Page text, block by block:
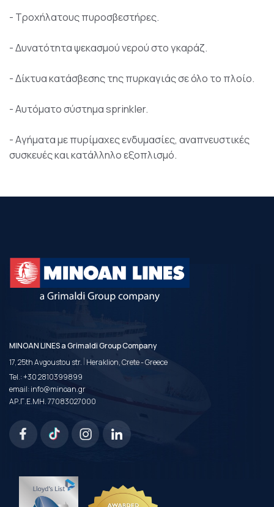
- Τροχήλατους πυροσβεστήρες.
- Δυνατότητα ψεκασμού νερού στο γκαράζ.
- Δίκτυα κατάσβεσης της πυρκαγιάς σε όλο το πλοίο.
- Αυτόματο σύστημα sprinkler.
- Aγήματα με πυρίμαχες ενδυμασίες, αναπνευστικές
συσκευές και κατάλληλο εξοπλισμό.
MINOAN LINES a Grimaldi Group Company
17, 25th Avgoustou str. | Heraklion, Crete - Greece
Tel.:+30 2810399899
email:info@minoan.gr
ΑΡ.Γ.Ε.ΜΗ. 77083027000